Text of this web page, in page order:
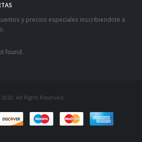
y precios especiales inscribiendote a
found.
All Rights Reserved.